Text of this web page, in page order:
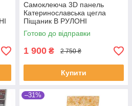
Самоклеюча 3D панель
Катеринославська цегла
Піщаник В РУЛОНІ
20000х700х3мм
Готово до відправки
1 900 ₴ 2 750 ₴
Купити
–31%